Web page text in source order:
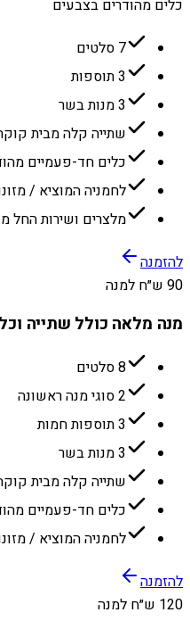
כלים מהודרים בצבעים
7 סלטים
3 תוספות
3 מנות בשר
שתייה קלה מבית
כלים חד-פעמיים
לחמניה המוציא /
מלצרים ושירות החל מ-300 ש״ח
להזמנה
90 ש״ח למנה
מנה מלאה כולל שתייה
8 סלטים
2 סוגי מנה ראשונה
3 תוספות חמות
3 מנות בשר
שתייה קלה מבית
כלים חד-פעמיים
לחמניה המוציא /
להזמנה
120 ש״ח למנה